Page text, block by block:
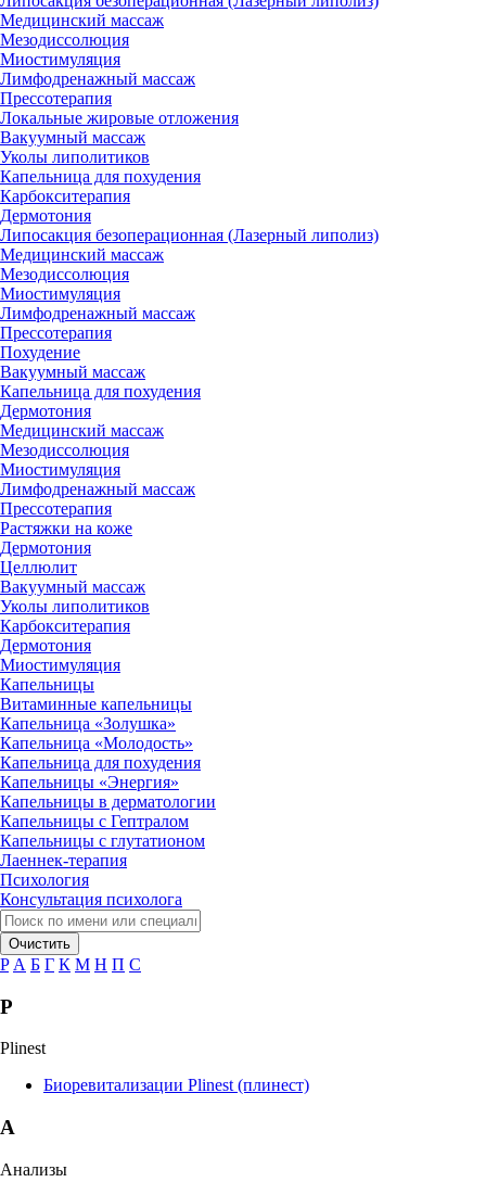
Медицинский массаж
Мезодиссолюция
Миостимуляция
Лимфодренажный массаж
Прессотерапия
Локальные жировые отложения
Вакуумный массаж
Уколы липолитиков
Капельница для похудения
Карбокситерапия
Дермотония
Липосакция безоперационная (Лазерный липолиз)
Медицинский массаж
Мезодиссолюция
Миостимуляция
Лимфодренажный массаж
Прессотерапия
Похудение
Вакуумный массаж
Капельница для похудения
Дермотония
Медицинский массаж
Мезодиссолюция
Миостимуляция
Лимфодренажный массаж
Прессотерапия
Растяжки на коже
Дермотония
Целлюлит
Вакуумный массаж
Уколы липолитиков
Карбокситерапия
Дермотония
Миостимуляция
Капельницы
Витаминные капельницы
Капельница «Золушка»
Капельница «Молодость»
Капельница для похудения
Капельницы «Энергия»
Капельницы в дерматологии
Капельницы с Гептралом
Капельницы с глутатионом
Лаеннек-терапия
Психология
Консультация психолога
Очистить
P А Б Г К М Н П С
P
Plinest
Биоревитализации Plinest (плинест)
А
Анализы